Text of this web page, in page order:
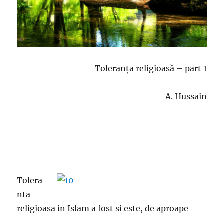
Toleranța religioasă – part 1
A. Hussain
Tolera
nta
religioasa in Islam a fost si este, de aproape